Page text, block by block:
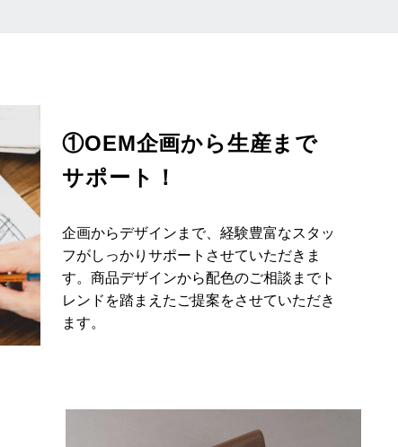
①OEM企画から生産まで
サポート！
企画からデザインまで、経験豊富なスタッ
フがしっかりサポートさせていただきま
す。商品デザインから配色のご相談までト
レンドを踏まえたご提案をさせていただき
ます。